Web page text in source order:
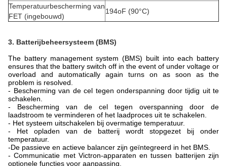
Temperatuurbescherming van
FET (ingebouwd)
194oF (90°C)
3. Batterijbeheersysteem (BMS)
The battery management system (BMS) built into each battery
ensures that the battery switch off in the event of under voltage or
overload and automatically again turns on as soon as the
problem is resolved.
- Bescherming van de cel tegen onderspanning door tijdig uit te
schakelen.
- Bescherming van de cel tegen overspanning door de
laadstroom te verminderen of het laadproces uit te schakelen.
- Het systeem uitschakelen bij overmatige temperatuur.
- Het opladen van de batterij wordt stopgezet bij onder
temperatuur.
-De passieve en actieve balancer zijn geïntegreerd in het BMS.
- Communicatie met Victron-apparaten en tussen batterijen zijn
optionele functies voor aanpassing.